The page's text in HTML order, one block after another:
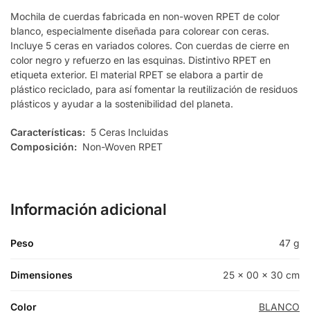
Mochila de cuerdas fabricada en non-woven RPET de color
blanco, especialmente diseñada para colorear con ceras.
Incluye 5 ceras en variados colores. Con cuerdas de cierre en
color negro y refuerzo en las esquinas. Distintivo RPET en
etiqueta exterior. El material RPET se elabora a partir de
plástico reciclado, para así fomentar la reutilización de residuos
plásticos y ayudar a la sostenibilidad del planeta.
Características: 5 Ceras Incluidas
Composición: Non-Woven RPET
Información adicional
Peso 47 g
Dimensiones 25 × 00 × 30 cm
Color BLANCO